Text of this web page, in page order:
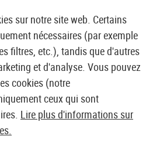
EUROPÉEN AIRSOFT
Équipement de poitrine
sur notre site web. Certains
nécessaires (par exemple
filtres, etc.), tandis que d'autres
et d'analyse. Vous pouvez
cookies (notre
ceux qui sont
Lire plus d'informations sur